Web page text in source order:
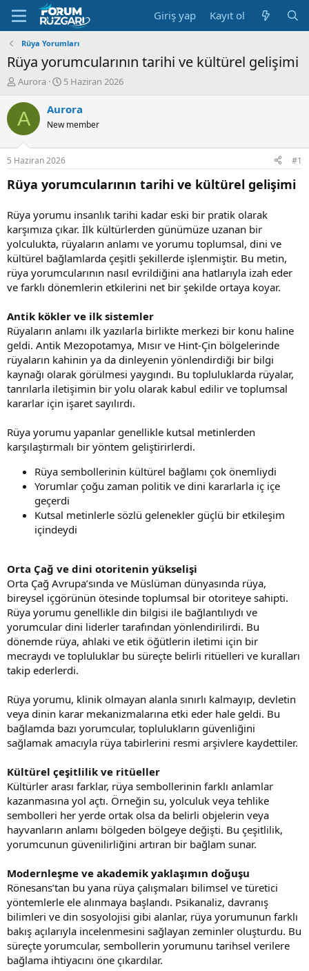
Giriş yap Kayıt ol
Rüya Yorumları
Rüya yorumcularının tarihi ve kültürel gelişimi
K
n
u
u
B
a
ş
l
t
a
n
Aurora
B
ş
a
g
ı
ç
t
r
i
h
i
5 Haziran 2026
A Aurora
New member
5 Haziran 2026 #1
Rüya yorumcularının tarihi ve kültürel gelişimi
Rüya yorumu insanlık tarihi kadar eski bir pratik olarak
karşımıza çıkar. İlk kültürlerden günümüze uzanan bir
yolculukta, rüyaların anlamı ve yorumu toplumsal, dini ve
kültürel bağlamlarda çeşitli şekillerde işlenmiştir. Bu metin,
rüya yorumcularının nasıl evrildiğini ana hatlarıyla izah eder
ve farklı dönemlerin etkilerini net bir şekilde ortaya koyar.
Antik kökler ve ilk sistemler
Rüyaların anlamı ilk yazılarla birlikte merkezi bir konu haline
geldi. Antik Mezopotamya, Mısır ve Hint-Çin bölgelerinde
rüyaların kahinin ya da dinleyenin yönlendirdiği bir bilgi
kaynağı olarak görülmesi yaygındı. Bu topluluklarda rüyalar,
tanrılarla iletişimin bir yolu olarak kabul edilir ve toplumsal
kararlar için işaret sayılırdı.
Rüya yorumu yapanlar genellikle kutsal metinlerden
karşılaştırmalı bir yöntem geliştirirlerdi.
Rüya sembollerinin kültürel bağlamı çok önemliydi
Yorumlar çoğu zaman politik ve dini kararlarla iç içe
geçerdi
Kutsal metinlerle sözlü gelenekler güçlü bir etkileşim
içindeydi
Orta Çağ ve dini otoritenin yükselişi
Orta Çağ Avrupa’sında ve Müslüman dünyasında rüya,
bireysel içgörünün ötesinde toplumsal bir otoriteye sahipti.
Rüya yorumu genellikle din bilgisi ile bağlantılıydı ve
yorumcular dini liderler tarafından yönlendirilirdi. Bu
dönemde rüya, ahlaki ve etik öğütlerin iletimi için bir
mecraydı ve topluluklar bu süreçte belirli ritüelleri ve kuralları
takip ederlerdi.
Rüya yorumu, klinik olmayan alanla sınırlı kalmayıp, devletin
veya dinin karar mekanizmalarına etki eder hale geldi. Bu
bağlamda bazı yorumcular, toplulukların güvenliğini
sağlamak amacıyla rüya tabirlerini resmi arşivlere kaydettiler.
Kültürel çeşitlilik ve ritüeller
Kültürler arası farklar, rüya sembollerinin farklı anlamlar
kazanmasına yol açtı. Örneğin su, yolculuk veya tehlike
sembolleri her yerde ortak olsa da belirli objelerin veya
hayvanların anlamı bölgeden bölgeye değişti. Bu çeşitlilik,
yorumcunun güvenilirliğini artıran bir bağlam sunar.
Modernleşme ve akademik yaklaşımın doğuşu
Rönesans’tan bu yana rüya çalışmaları bilimsel ve türetici
yöntemlerle ele alınmaya başlandı. Psikanaliz, davranış
bilimleri ve din sosyolojisi gibi alanlar, rüya yorumunun farklı
bakış açılarıyla incelenmesini sağlayan zeminler oluşturdu. Bu
süreçte yorumcular, sembollerin yorumunu tarihsel verilere
bağlama ihtiyacını öne çıkardılar.